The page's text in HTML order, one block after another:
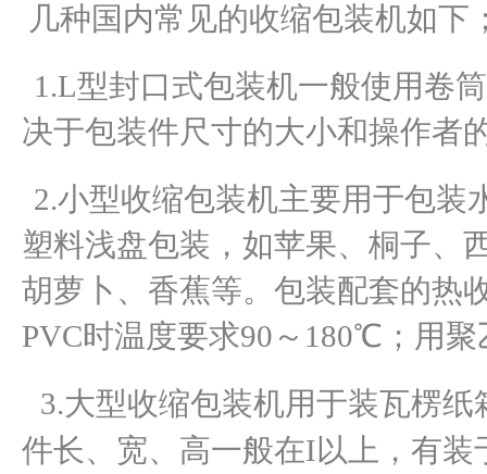
几种国内常见的收缩包装机如下
1 .L型封口式包装机一般使用卷
决于包装件尺寸的大小和操作者
2.小型收缩包装机主要用于包装
塑料浅盘包装，如苹果、桐子、
胡萝卜、香蕉等。包装配套的热
PVC时温度要求90～180℃；用
3.大型收缩包装机用于装瓦楞
件长、宽、高一般在I以上，有